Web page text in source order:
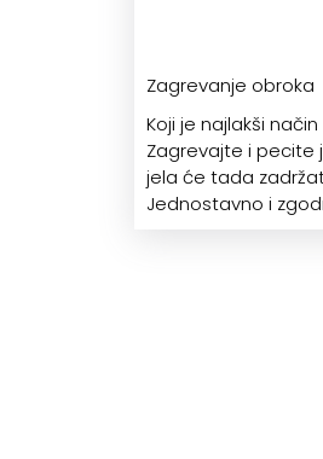
Zagrevanje obroka
Koji je najlakši
Zagrevajte i pecite
jela će tada
Jednostavno i